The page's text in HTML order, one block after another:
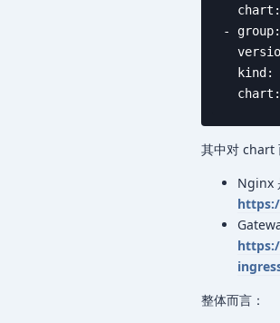
-
kind:
其中对 chart
Nginx
整体而言：